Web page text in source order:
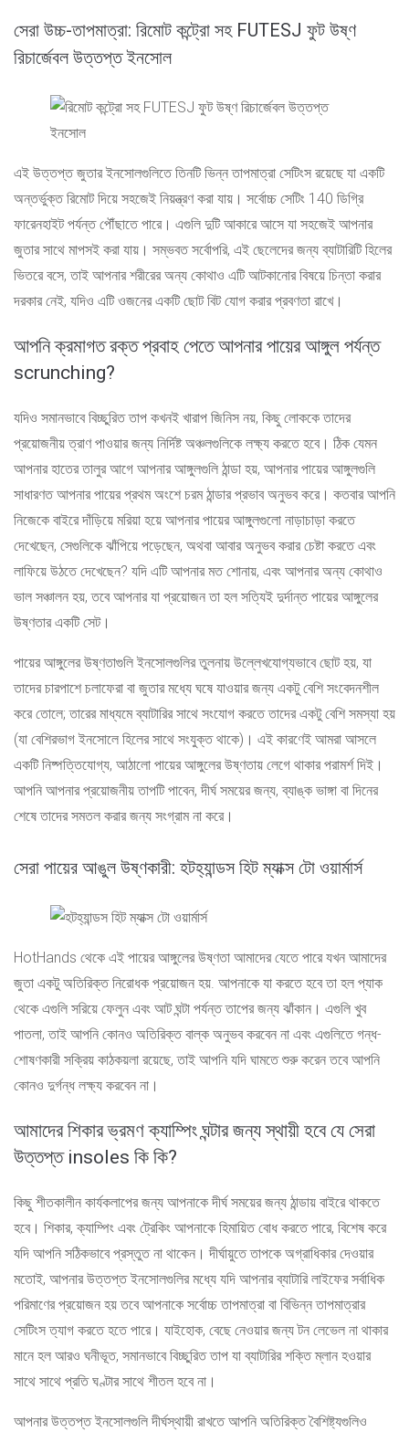
সেরা উচ্চ-তাপমাত্রা: রিমোট কন্ট্রো সহ FUTESJ ফুট উষ্ণ
রিচার্জেবল উত্তপ্ত ইনসোল
এই উত্তপ্ত জুতার ইনসোলগুলিতে তিনটি ভিন্ন তাপমাত্রা সেটিংস রয়েছে যা একটি
অন্তর্ভুক্ত রিমোট দিয়ে সহজেই নিয়ন্ত্রণ করা যায়। সর্বোচ্চ সেটিং 140 ডিগ্রি
ফারেনহাইট পর্যন্ত পৌঁছাতে পারে। এগুলি দুটি আকারে আসে যা সহজেই আপনার
জুতার সাথে মাপসই করা যায়। সম্ভবত সর্বোপরি, এই ছেলেদের জন্য ব্যাটারিটি হিলের
ভিতরে বসে, তাই আপনার শরীরের অন্য কোথাও এটি আটকানোর বিষয়ে চিন্তা করার
দরকার নেই, যদিও এটি ওজনের একটি ছোট বিট যোগ করার প্রবণতা রাখে।
আপনি ক্রমাগত রক্ত ​​​​প্রবাহ পেতে আপনার পায়ের আঙ্গুল পর্যন্ত
scrunching?
যদিও সমানভাবে বিচ্ছুরিত তাপ কখনই খারাপ জিনিস নয়, কিছু লোককে তাদের
প্রয়োজনীয় ত্রাণ পাওয়ার জন্য নির্দিষ্ট অঞ্চলগুলিকে লক্ষ্য করতে হবে। ঠিক যেমন
আপনার হাতের তালুর আগে আপনার আঙ্গুলগুলি ঠান্ডা হয়, আপনার পায়ের আঙ্গুলগুলি
সাধারণত আপনার পায়ের প্রথম অংশে চরম ঠান্ডার প্রভাব অনুভব করে। কতবার আপনি
নিজেকে বাইরে দাঁড়িয়ে মরিয়া হয়ে আপনার পায়ের আঙ্গুলগুলো নাড়াচাড়া করতে
দেখেছেন, সেগুলিকে ঝাঁপিয়ে পড়েছেন, অথবা আবার অনুভব করার চেষ্টা করতে এবং
লাফিয়ে উঠতে দেখেছেন? যদি এটি আপনার মত শোনায়, এবং আপনার অন্য কোথাও
ভাল সঞ্চালন হয়, তবে আপনার যা প্রয়োজন তা হল সত্যিই দুর্দান্ত পায়ের আঙ্গুলের
উষ্ণতার একটি সেট।
পায়ের আঙ্গুলের উষ্ণতাগুলি ইনসোলগুলির তুলনায় উল্লেখযোগ্যভাবে ছোট হয়, যা
তাদের চারপাশে চলাফেরা বা জুতার মধ্যে ঘষে যাওয়ার জন্য একটু বেশি সংবেদনশীল
করে তোলে; তারের মাধ্যমে ব্যাটারির সাথে সংযোগ করতে তাদের একটু বেশি সমস্যা হয়
(যা বেশিরভাগ ইনসোলে হিলের সাথে সংযুক্ত থাকে)। এই কারণেই আমরা আসলে
একটি নিষ্পত্তিযোগ্য, আঠালো পায়ের আঙ্গুলের উষ্ণতায় লেগে থাকার পরামর্শ দিই।
আপনি আপনার প্রয়োজনীয় তাপটি পাবেন, দীর্ঘ সময়ের জন্য, ব্যাঙ্ক ভাঙ্গা বা দিনের
শেষে তাদের সমতল করার জন্য সংগ্রাম না করে।
সেরা পায়ের আঙুল উষ্ণকারী: হটহ্যান্ডস হিট ম্যাক্স টো ওয়ার্মার্স
HotHands থেকে এই পায়ের আঙ্গুলের উষ্ণতা আমাদের যেতে পারে যখন আমাদের
জুতা একটু অতিরিক্ত নিরোধক প্রয়োজন হয়. আপনাকে যা করতে হবে তা হল প্যাক
থেকে এগুলি সরিয়ে ফেলুন এবং আট ঘন্টা পর্যন্ত তাপের জন্য ঝাঁকান। এগুলি খুব
পাতলা, তাই আপনি কোনও অতিরিক্ত বাল্ক অনুভব করবেন না এবং এগুলিতে গন্ধ-
শোষণকারী সক্রিয় কাঠকয়লা রয়েছে, তাই আপনি যদি ঘামতে শুরু করেন তবে আপনি
কোনও দুর্গন্ধ লক্ষ্য করবেন না।
আমাদের শিকার ভ্রমণ ক্যাম্পিং ঘন্টার জন্য স্থায়ী হবে যে সেরা
উত্তপ্ত insoles কি কি?
কিছু শীতকালীন কার্যকলাপের জন্য আপনাকে দীর্ঘ সময়ের জন্য ঠান্ডায় বাইরে থাকতে
হবে। শিকার, ক্যাম্পিং এবং ট্রেকিং আপনাকে হিমায়িত বোধ করতে পারে, বিশেষ করে
যদি আপনি সঠিকভাবে প্রস্তুত না থাকেন। দীর্ঘায়ুতে তাপকে অগ্রাধিকার দেওয়ার
মতোই, আপনার উত্তপ্ত ইনসোলগুলির মধ্যে যদি আপনার ব্যাটারি লাইফের সর্বাধিক
পরিমাণের প্রয়োজন হয় তবে আপনাকে সর্বোচ্চ তাপমাত্রা বা বিভিন্ন তাপমাত্রার
সেটিংস ত্যাগ করতে হতে পারে। যাইহোক, বেছে নেওয়ার জন্য টন লেভেল না থাকার
মানে হল আরও ঘনীভূত, সমানভাবে বিচ্ছুরিত তাপ যা ব্যাটারির শক্তি ম্লান হওয়ার
সাথে সাথে প্রতি ঘণ্টার সাথে শীতল হবে না।
আপনার উত্তপ্ত ইনসোলগুলি দীর্ঘস্থায়ী রাখতে আপনি অতিরিক্ত বৈশিষ্ট্যগুলিও